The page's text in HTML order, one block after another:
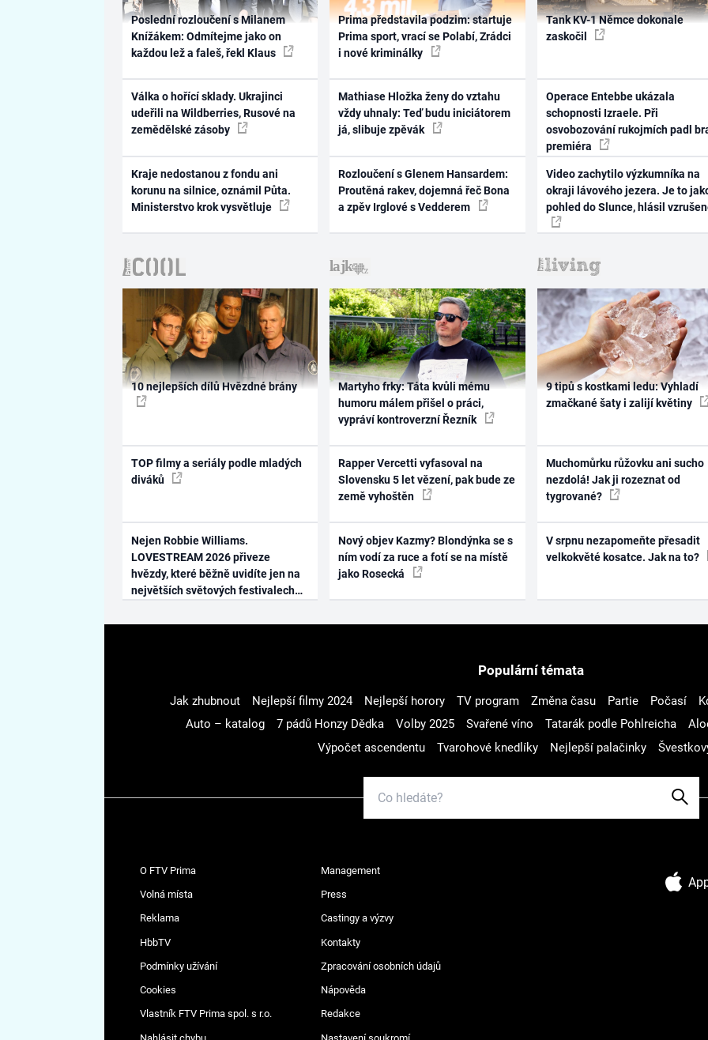
Poslední rozloučení s Milanem
Knížákem: Odmítejme jako on
každou lež a faleš, řekl Klaus
Válka o hořící sklady. Ukrajinci
udeřili na Wildberries, Rusové na
zemědělské zásoby
Kraje nedostanou z fondu ani
korunu na silnice, oznámil Půta.
Ministerstvo krok vysvětluje
Prima představila podzim: startuje
Prima sport, vrací se Polabí, Zrádci
i nové kriminálky
Mathiase Hložka ženy do vztahu
vždy uhnaly: Teď budu iniciátorem
já, slibuje zpěvák
Rozloučení s Glenem Hansardem:
Proutěná rakev, dojemná řeč Bona
a zpěv Irglové s Vedderem
Tank KV-1 Němce dokonale
zaskočil
Operace Entebbe ukázala
schopnosti Izraele. Při
osvobozování rukojmích padl
premiéra
Video zachytilo výzkumníka na
okraji lávového jezera. Je to
pohled do Slunce, hlásil
10 nejlepších dílů Hvězdné brány
TOP filmy a seriály podle mladých
diváků
Nejen Robbie Williams.
LOVESTREAM 2026 přiveze
hvězdy, které běžně uvidíte jen na
největších světových festivalech
Martyho frky: Táta kvůli mému
humoru málem přišel o práci,
vypráví kontroverzní Řezník
Rapper Vercetti vyfasoval na
Slovensku 5 let vězení, pak bude ze
země vyhoštěn
Nový objev Kazmy? Blondýnka se s
ním vodí za ruce a fotí se na místě
jako Rosecká
9 tipů s kostkami ledu: Vyhladí
zmačkané šaty i zalijí květiny
Muchomůrku růžovku ani sucho
nezdolá! Jak ji rozeznat od
tygrované?
V srpnu nezapomeňte přesadit
velkokvěté kosatce. Jak na to?
Populární témata
Jak zhubnout Nejlepší filmy 2024 Nejlepší horory TV program Změna času Partie Počasí
Auto – katalog
7 pádů Honzy Dědka Volby 2025 Svařené víno Tatarák podle Pohlreicha
Výpočet ascendentu
Tvarohové knedlíky Nejlepší palačinky
O FTV Prima Management
Volná místa Press
Reklama Castingy a výzvy
HbbTV Kontakty
Podmínky užívání Zpracování osobních údajů
Cookies Nápověda
Vlastník FTV Prima spol. s r.o. Redakce